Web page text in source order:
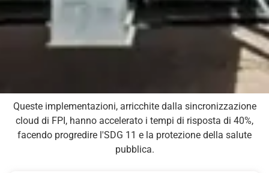
Queste implementazioni, arricchite dalla sincronizzazione
cloud di FPI, hanno accelerato i tempi di risposta di 40%,
facendo progredire l'SDG 11 e la protezione della salute
pubblica.